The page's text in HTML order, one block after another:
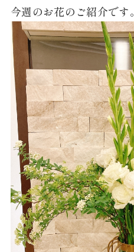
今週のお花のご紹介です。